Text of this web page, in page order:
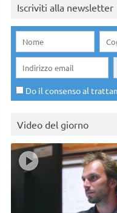
Iscriviti alla newsletter
Do il consenso al
Video del giorno